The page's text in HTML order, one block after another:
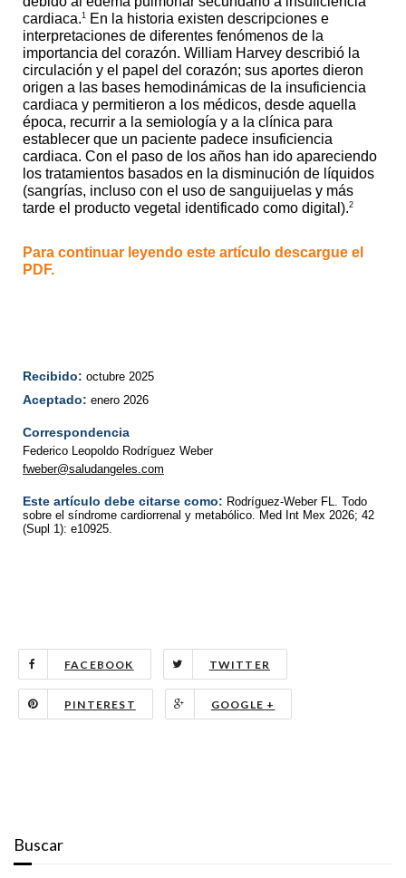
cardiaca.1
En la historia existen descripciones e
interpretaciones de diferentes fenómenos de la
importancia del corazón. William Harvey describió la
circulación y el papel del corazón; sus aportes dieron
origen a las bases hemodinámicas de la insuficiencia
cardiaca y permitieron a los médicos, desde aquella
época, recurrir a la semiología y a la clínica para
establecer que un paciente padece insuficiencia
cardiaca. Con el paso de los años han ido apareciendo
los tratamientos basados en la disminución de líquidos
(sangrías, incluso con el uso de sanguijuelas y más
tarde el producto vegetal identificado como digital).2
Para continuar leyendo este artículo descargue el
PDF.
Recibido: octubre 2025
Aceptado: enero 2026
Correspondencia
Federico Leopoldo Rodríguez Weber
fweber@saludangeles.com
Este artículo debe citarse como: Rodríguez-Weber FL. Todo
sobre el síndrome cardiorrenal y metabólico. Med Int Mex 2026; 42
(Supl 1): e10925.
FACEBOOK TWITTER
PINTEREST GOOGLE +
Buscar